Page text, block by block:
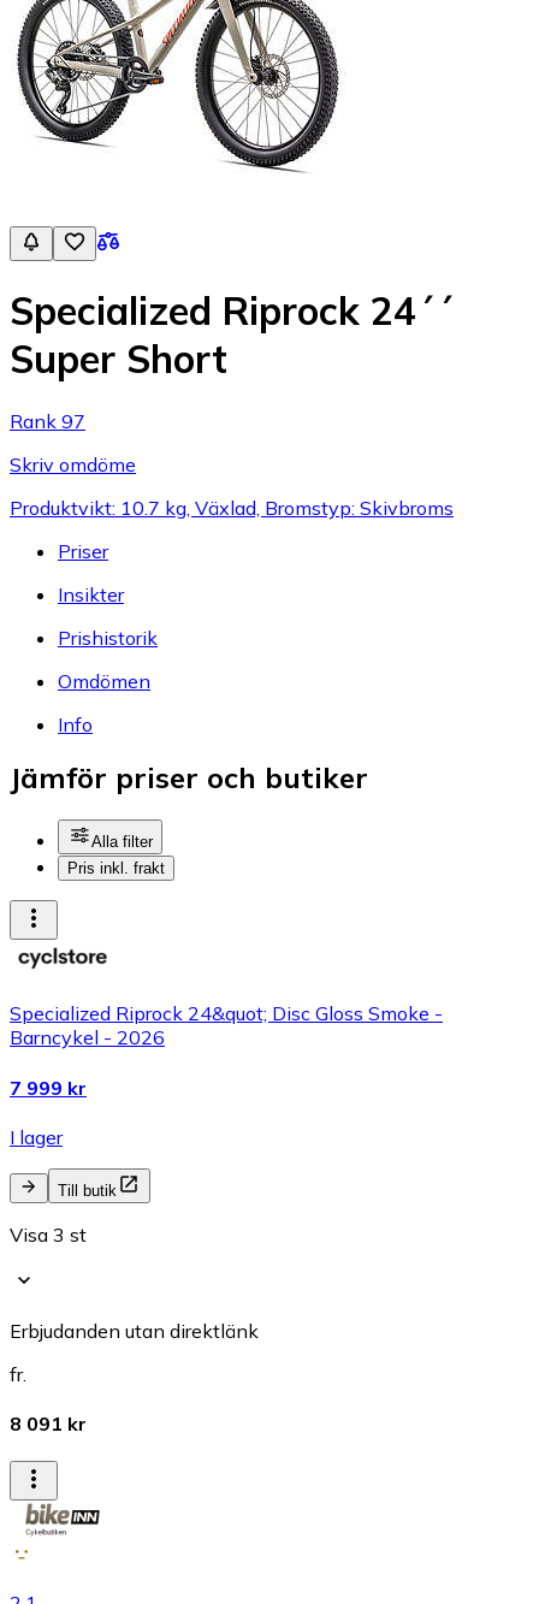
Specialized Riprock 24´´
Super Short
Rank 97
Skriv omdöme
Produktvikt: 10.7 kg, Växlad, Bromstyp: Skivbroms
Priser
Insikter
Prishistorik
Omdömen
Info
Jämför priser och butiker
Alla filter
Pris inkl. frakt
Specialized Riprock 24&quot; Disc Gloss Smoke -
Barncykel - 2026
7 999 kr
I lager
Till butik
Visa 3 st
Erbjudanden utan direktlänk
fr.
8 091 kr